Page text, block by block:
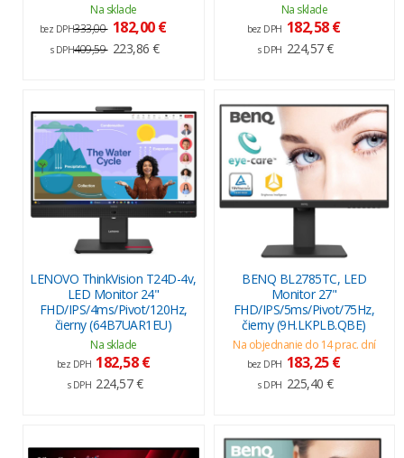
Na sklade
bez DPH333,00 182,00 €
s DPH409,59 223,86 €
Na sklade
bez DPH 182,58 €
s DPH 224,57 €
LENOVO ThinkVision T24D-4v,
LED Monitor 24"
FHD/IPS/4ms/Pivot/120Hz,
čierny (64B7UAR1EU)
Na sklade
bez DPH 182,58 €
s DPH 224,57 €
BENQ BL2785TC, LED
Monitor 27"
FHD/IPS/5ms/Pivot/75Hz,
čierny (9H.LKPLB.QBE)
Na objednanie do 14 prac. dní
bez DPH 183,25 €
s DPH 225,40 €